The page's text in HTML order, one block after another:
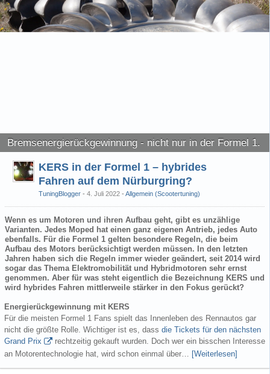
Bremsenergierückgewinnung - nicht nur in der Formel 1.
KERS in der Formel 1 – hybrides
Fahren auf dem Nürburgring?
TuningBlogger 4. Juli 2022 - Allgemein (Scootertuning)
Wenn es um Motoren und ihren Aufbau geht, gibt es unzählige
Varianten. Jedes Moped hat einen ganz eigenen Antrieb, jedes Auto
ebenfalls. Für die Formel 1 gelten besondere Regeln, die beim
Aufbau des Motors berücksichtigt werden müssen. In den letzten
Jahren haben sich die Regeln immer wieder geändert, seit 2014 wird
sogar das Thema Elektromobilität und Hybridmotoren sehr ernst
genommen. Aber für was steht eigentlich die Bezeichnung KERS und
wird hybrides Fahren mittlerweile stärker in den Fokus gerückt?
Energierückgewinnung mit KERS
Für die meisten Formel 1 Fans spielt das Innenleben des Rennautos gar
nicht die größte Rolle. Wichtiger ist es, dass die Tickets für den nächsten
Grand Prix
rechtzeitig gekauft wurden. Doch wer ein bisschen Interesse
an Motorentechnologie hat, wird schon einmal über… [Weiterlesen]